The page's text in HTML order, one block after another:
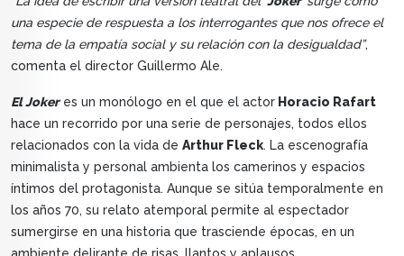
una especie de respuesta a los interrogantes que nos ofrece el
tema de la empatía social y su relación con la desigualdad”,
comenta el director Guillermo Ale.
El Jokeres un monólogo en el que el actor Horacio Rafart
hace un recorrido por una serie de personajes, todos ellos
relacionados con la vida de Arthur Fleck. La escenografía
minimalista y personal ambienta los camerinos y espacios
íntimos del protagonista. Aunque se sitúa temporalmente en
los años 70, su relato atemporal permite al espectador
sumergirse en una historia que trasciende épocas, en un